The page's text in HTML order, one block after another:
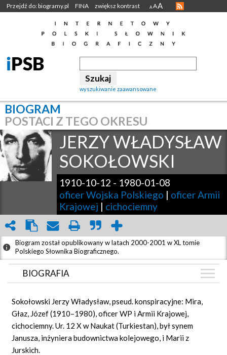
Przejdź do: biogramy.pl FINA zwiększ kontrast A AA
wyszukiwanie zaawansowane
BIOGRAM
POSTACI Z TEGO OKRESU
JERZY WŁADYSŁAW
SOKOŁOWSKI
1910-10-12 - 1980-01-08
oficer Wojska Polskiego | oficer Armii
Krajowej | cichociemny
Biogram został opublikowany w latach 2000-2001 w XL tomie
Polskiego Słownika Biograficznego.
BIOGRAFIA
ARTYKUŁY
(2)
GRAF POWIĄZAŃ
DYSKUSJA
Sokołowski Jerzy Władysław, pseud. konspiracyjne: Mira,
Głaz, Józef (1910–1980), oficer WP i Armii Krajowej,
cichociemny. Ur. 12 X w Naukat (Turkiestan), był synem
Janusza, inżyniera budownictwa kolejowego, i Marii z
Jurskich.